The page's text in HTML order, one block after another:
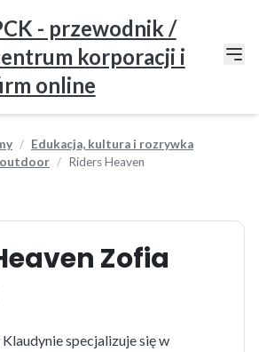
- przewodnik /
korporacji i
online
Edukacja, kultura i rozrywka
Riders Heaven
Zofia
specjalizuje się w